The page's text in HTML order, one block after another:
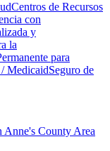
Centros de Recursos
con
y
la
para
/ MedicaidSeguro de
Anne's County Area